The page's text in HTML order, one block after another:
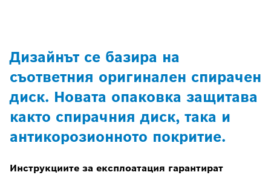
Дизайнът се базира на
съответния оригинален спирачен
диск. Новата опаковка защитава
както спирачния диск, така и
антикорозионното покритие.
Инструкциите за експлоатация гарантират